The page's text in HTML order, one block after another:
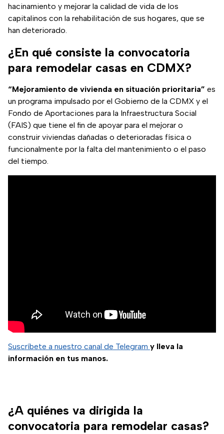
hacinamiento y mejorar la calidad de vida de los
capitalinos con la rehabilitación de sus hogares, que se
han deteriorado.
¿En qué consiste la convocatoria
para remodelar casas en CDMX?
“Mejoramiento de vivienda en situación prioritaria” es
un programa impulsado por el Gobierno de la CDMX y el
Fondo de Aportaciones para la Infraestructura Social
(FAIS) que tiene el fin de apoyar para el mejorar o
construir viviendas dañadas o deterioradas física o
funcionalmente por la falta del mantenimiento o el paso
del tiempo.
Suscríbete a nuestro canal de Telegram y lleva la
información en tus manos.
¿A quiénes va dirigida la
convocatoria para remodelar casas?